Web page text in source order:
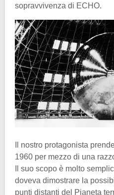
sopravvivenza di ECHO.
Il nostro protagonista
1960 per mezzo di una
Il suo scopo è molto
doveva dimostrare la
punti distanti del Pianeta